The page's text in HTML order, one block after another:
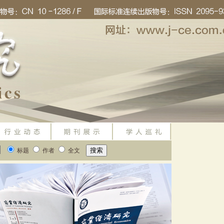
标题 作者 全文